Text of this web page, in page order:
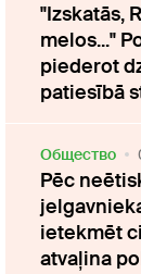
"Izskatās,
melos..."
piederot
patiesībā
Oбщество
Pēc
ietekmēt
atvaļina